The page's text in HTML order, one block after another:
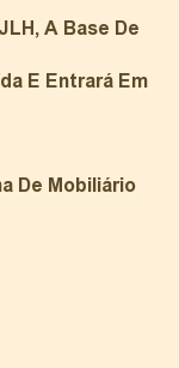
A Base De
E Entrará Em
De Mobiliário